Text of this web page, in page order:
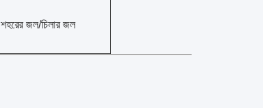
শহরের জল/চিলার জল